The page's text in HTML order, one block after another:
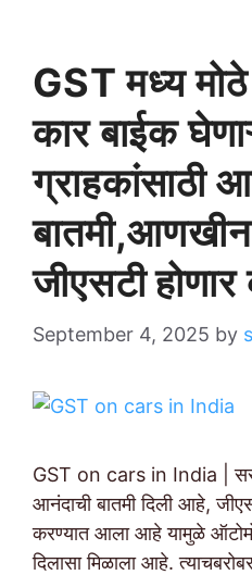
GST मध्य
कार बाईक
ग्राहकांसाठी
जीएसटी
September 4, 2025 by
GST on cars in India |
आनंदाची बातमी दिली आहे,
करण्यात आला आहे यामुळे
दिलासा मिळाला आहे.